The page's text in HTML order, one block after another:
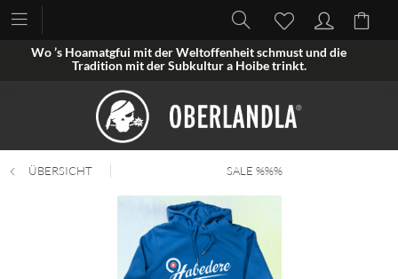
Wo ’s Hoamatgfui mit der Weltoffenheit schmust und die
Tradition mit der Subkultur a Hoibe trinkt.
ÜBERSICHT SALE %%%